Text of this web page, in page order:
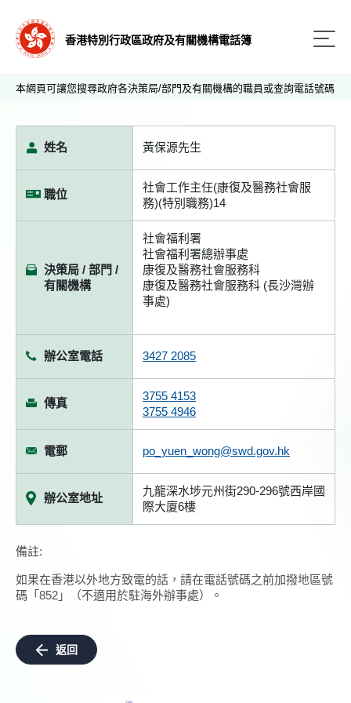
香港特別行政區政府及有關機構電話簿
本網頁可讓您搜尋政府各決策局/部門及有關機構的職員或查詢電話號碼
姓名 黃保源先生
職位
社會工作主任(康復及醫務社會服
務)(特別職務)14
決策局 / 部門 /
有關機構
社會福利署
社會福利署總辦事處
康復及醫務社會服務科
康復及醫務社會服務科 (長沙灣辦
事處)
辦公室電話 3427 2085
傳真
3755 4153
3755 4946
電郵 po_yuen_wong@swd.gov.hk
辦公室地址
九龍深水埗元州街290-296號西岸國
際大廈6樓
備註:
如果在香港以外地方致電的話，請在電話號碼之前加撥地區號
碼「852」（不適用於駐海外辦事處）。
返回